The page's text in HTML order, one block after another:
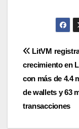
de
LitVM
crecimiento en
con más de 4.4
de wallets y 63
transacciones